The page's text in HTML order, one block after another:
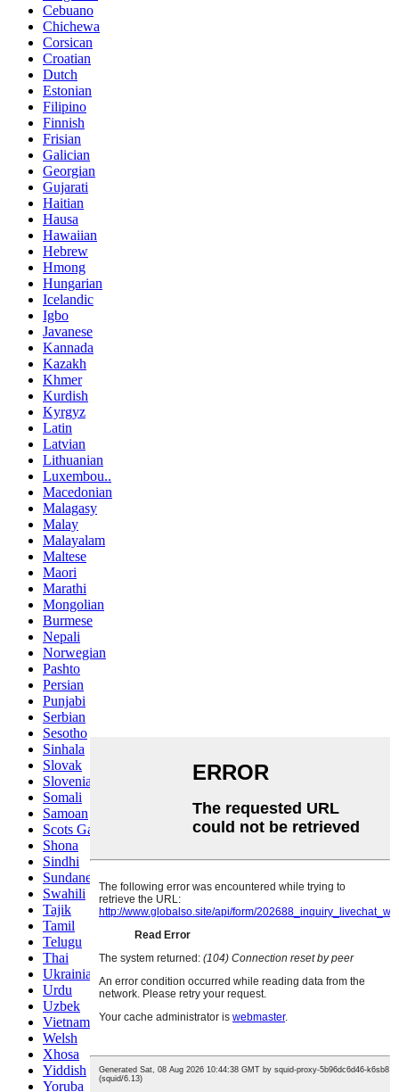
Cebuano
Chichewa
Corsican
Croatian
Dutch
Estonian
Filipino
Finnish
Frisian
Galician
Georgian
Gujarati
Haitian
Hausa
Hawaiian
Hebrew
Hmong
Hungarian
Icelandic
Igbo
Javanese
Kannada
Kazakh
Khmer
Kurdish
Kyrgyz
Latin
Latvian
Lithuanian
Luxembou..
Macedonian
Malagasy
Malay
Malayalam
Maltese
Maori
Marathi
Mongolian
Burmese
Nepali
Norwegian
Pashto
Persian
Punjabi
Serbian
Sesotho
Sinhala
Slovak
Slovenian
Somali
Samoan
Scots Gaelic
Shona
Sindhi
Sundanese
Swahili
Tajik
Tamil
Telugu
Thai
Ukrainian
Urdu
Uzbek
Vietnamese
Welsh
Xhosa
Yiddish
Yoruba